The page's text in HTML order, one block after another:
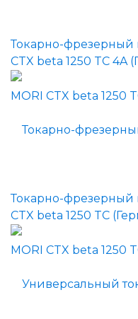
Токарно-фрезерный
CTX beta 1250 TC 4A
Токарно-фрезерный
CTX beta 1250 TC